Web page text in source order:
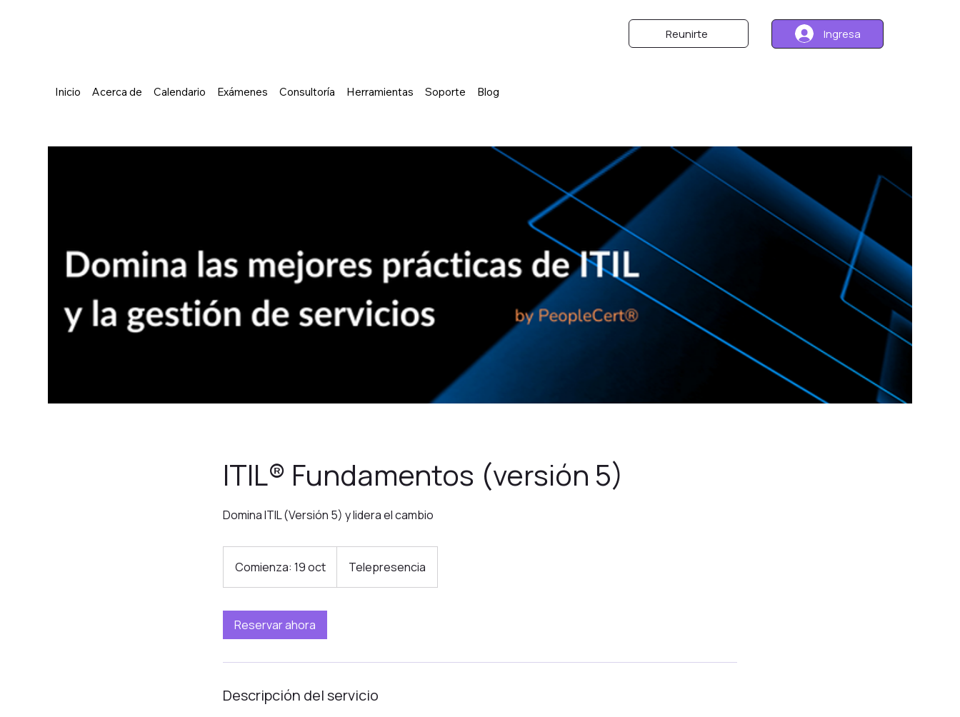
Inicio Acerca de Calendario Exámenes Consultoría Herramientas Soporte Blog
Reunirte Ingresa
ITIL® Fundamentos (versión 5)
Domina ITIL (Versión 5) y lidera el cambio
Comienza: 19 oct
o
e
:
Telepresencia
Reservar ahora
Descripción del servicio